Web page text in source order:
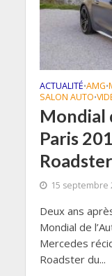
ACTUALITÉ•AMG•
SALON AUTO•
Mondial
Paris
15 septembre
Deux ans
Mondial de
Mercedes
Roadster du...